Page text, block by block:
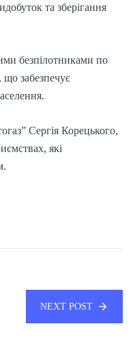
та зберігання
безпілотниками по
забезпечує
Сергія Корецького,
які
NEXT POST